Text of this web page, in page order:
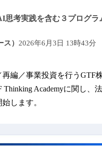
考実践を含む３プログ
） 2026年6月3日 13時43分
編／事業投資を行うGTF
Academyに関し
します。